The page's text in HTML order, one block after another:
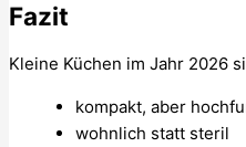
Fazit
Kleine Küchen im Jahr 2026
kompakt, aber
wohnlich statt steril